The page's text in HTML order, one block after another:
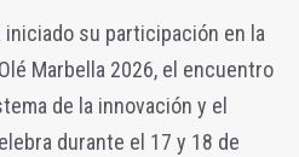
iniciado su participación en la
Marbella 2026, el encuentro
de la innovación y el
durante el 17 y 18 de